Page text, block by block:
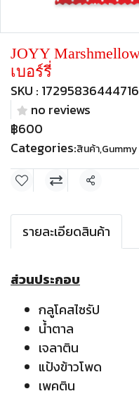
JOYY
เบอร์รี่
SKU :
no reviews
฿600
Categories:สินค้า,
Share
รายละเอียดสินค้า
ส่วนประกอบ
กลูโคสไซรัป
น้ำตาล
เจลาติน
แป้งข้าวโพด
เพคติน